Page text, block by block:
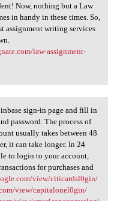
Now, nothing but a Law
in handy in these times. So,
assignment writing services
law-assignment-
sign-in page and fill in
password. The process of
usually takes between 48
it can take longer. In 24
to login to your account,
for purchases and
view/citicardsl0gin/
view/capitalonel0gin/